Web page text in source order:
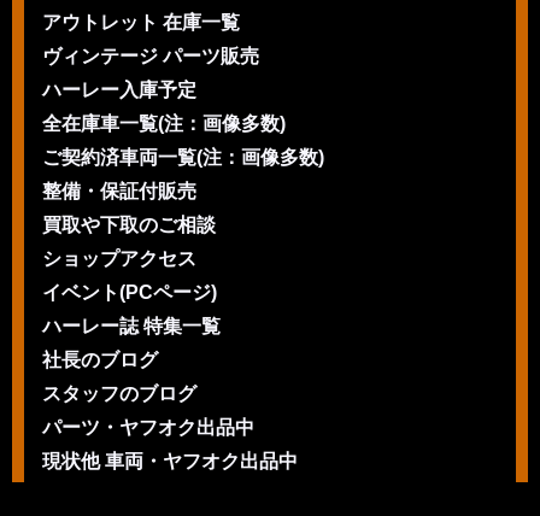
アウトレット 在庫一覧
ヴィンテージ パーツ販売
ハーレー入庫予定
全在庫車一覧(注：画像多数)
ご契約済車両一覧(注：画像多数)
整備・保証付販売
買取や下取のご相談
ショップアクセス
イベント(PCページ)
ハーレー誌 特集一覧
社長のブログ
スタッフのブログ
パーツ・ヤフオク出品中
現状他 車両・ヤフオク出品中